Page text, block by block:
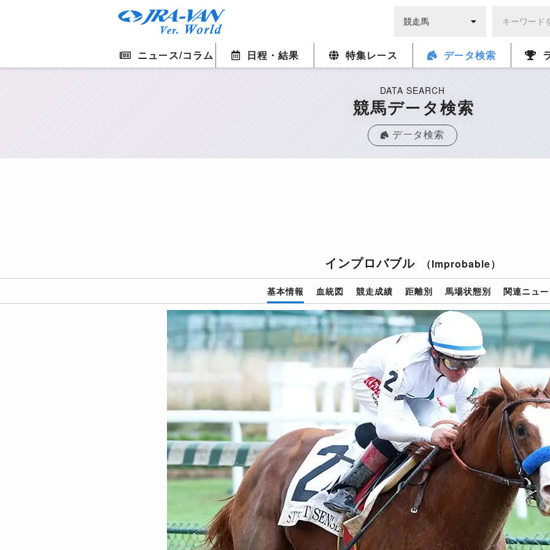
ニュース/コラム 日程・結果 特集レース データ検索
DATA SEARCH
競馬データ検索
データ検索
インプロバブル （Improbable）
基本情報 血統図 競走成績 距離別 馬場状態別 関連ニュ